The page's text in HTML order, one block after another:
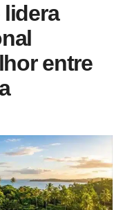
lidera
entre